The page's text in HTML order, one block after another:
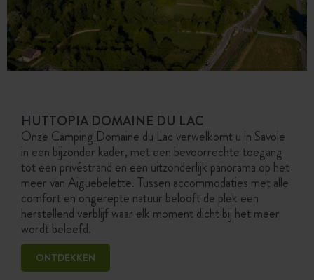
HUTTOPIA DOMAINE DU LAC
Onze Camping Domaine du Lac verwelkomt u in Savoie
in een bijzonder kader, met een bevoorrechte toegang
tot een privéstrand en een uitzonderlijk panorama op het
meer van Aiguebelette. Tussen accommodaties met alle
comfort en ongerepte natuur belooft de plek een
herstellend verblijf waar elk moment dicht bij het meer
wordt beleefd.
ONTDEKKEN